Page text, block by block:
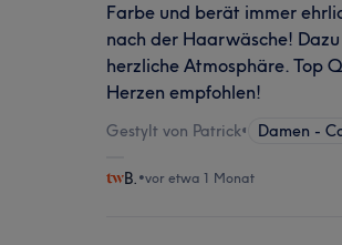
Farbe und berät immer
nach der Haarwäsche!
herzliche Atmosphäre. Top
Herzen empfohlen!
Gestylt von Patrick• Damen -
B. •vor etwa 1 Monat